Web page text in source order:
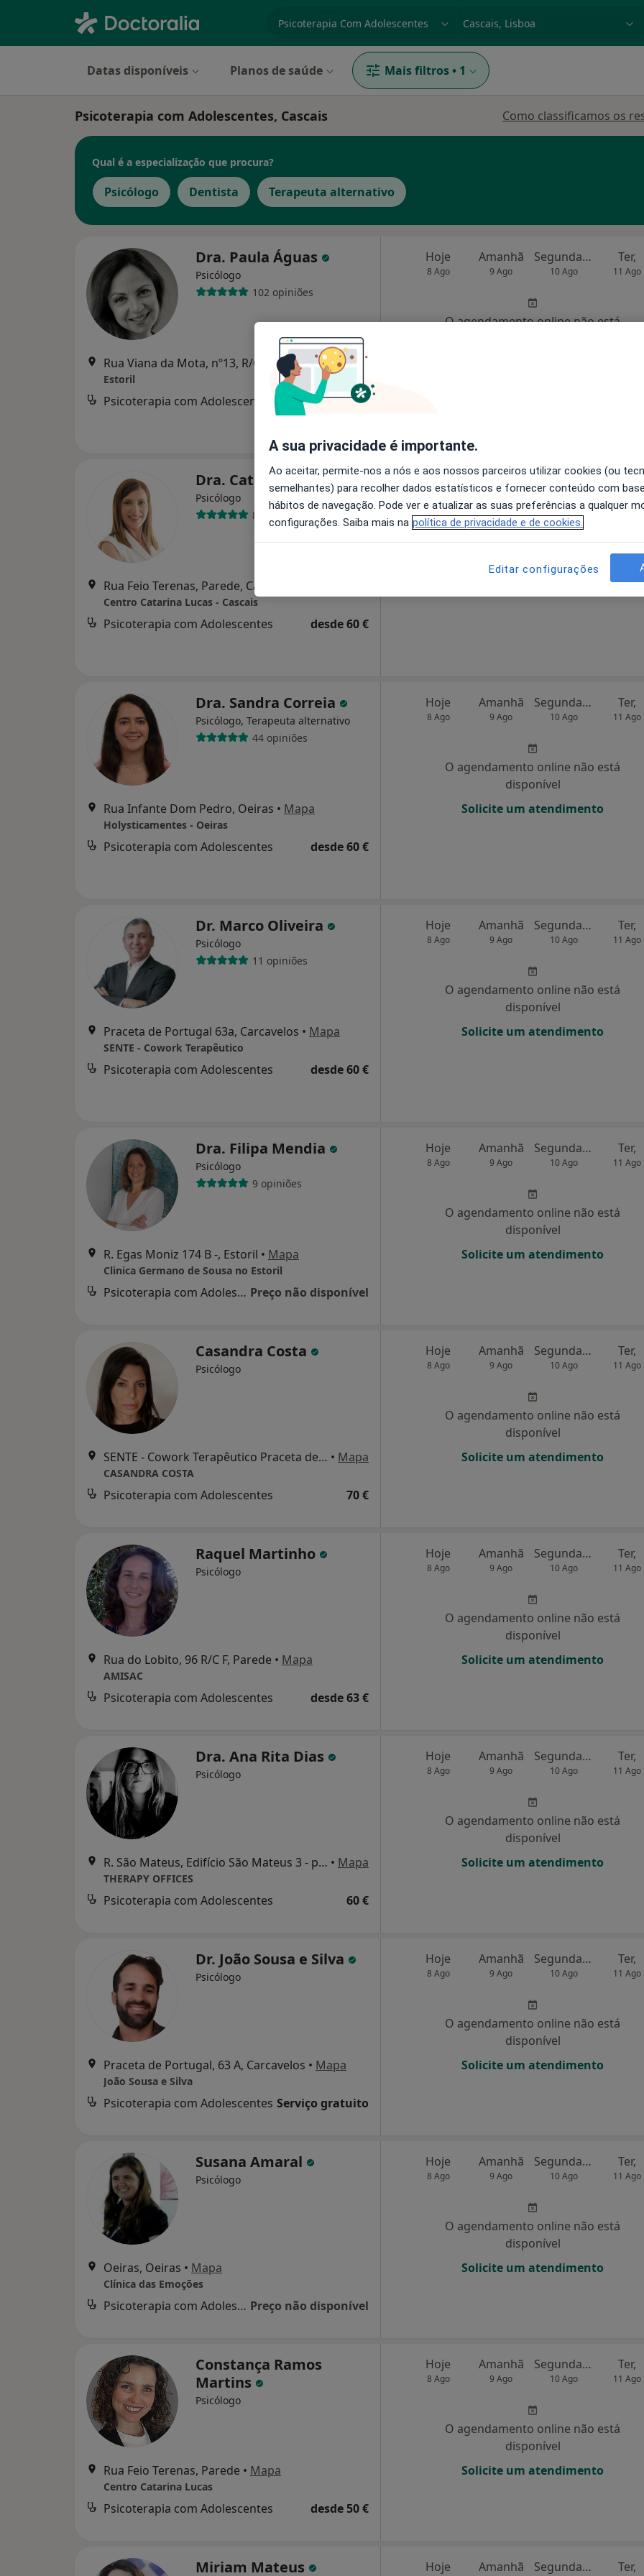
Datas disponíveis Planos de saúde Mais filtros • 1
Psicoterapia com Adolescentes, Cascais Como classificamos os
Qual é a especialização que procura?
Psicólogo Dentista Terapeuta alternativo
Dra. Paula Águas
Psicólogo
102 opiniões
Rua Viana da Mota, nº13, R/C - São Pedro do Estoril, Estoril • Mapa
Estoril
Psicoterapia com Adolescentes 65 €
Hoje
8 Ago
Amanhã
9 Ago
Segunda-feira
10 Ago
Ter,
11 Ago
O agendamento online não está
Dra. Catarina Lucas
Psicólogo
86 opiniões
Rua Feio Terenas, Parede, Cascais
Centro Catarina Lucas - Cascais
Psicoterapia com Adolescentes desde 60 €
Hoje
8 Ago
Amanhã
9 Ago
Segunda-feira
10 Ago
Ter,
11 Ago
disponível
Dra. Sandra Correia
Psicólogo, Terapeuta alternativo
44 opiniões
Rua Infante Dom Pedro, Oeiras • Mapa
Holysticamentes - Oeiras
Psicoterapia com Adolescentes desde 60 €
Hoje
8 Ago
Amanhã
9 Ago
Segunda-feira
10 Ago
Ter,
11 Ago
O agendamento online não está
disponível
Solicite um atendimento
Dr. Marco Oliveira
Psicólogo
11 opiniões
Praceta de Portugal 63a, Carcavelos • Mapa
SENTE - Cowork Terapêutico
Psicoterapia com Adolescentes desde 60 €
Hoje
8 Ago
Amanhã
9 Ago
Segunda-feira
10 Ago
Ter,
11 Ago
O agendamento online não está
disponível
Solicite um atendimento
Dra. Filipa Mendia
Psicólogo
9 opiniões
R. Egas Moniz 174 B -, Estoril • Mapa
Clinica Germano de Sousa no Estoril
Psicoterapia com Adolescentes Preço não disponível
Hoje
8 Ago
Amanhã
9 Ago
Segunda-feira
10 Ago
Ter,
11 Ago
O agendamento online não está
disponível
Solicite um atendimento
Casandra Costa
Psicólogo
SENTE - Cowork Terapêutico Praceta de Portugal 63, Bloco B. Loja A. Qta de São Gonçalo, Carcavelos • Mapa
CASANDRA COSTA
Psicoterapia com Adolescentes 70 €
Hoje
8 Ago
Amanhã
9 Ago
Segunda-feira
10 Ago
Ter,
11 Ago
O agendamento online não está
disponível
Solicite um atendimento
Raquel Martinho
Psicólogo
Rua do Lobito, 96 R/C F, Parede • Mapa
AMISAC
Psicoterapia com Adolescentes desde 63 €
Hoje
8 Ago
Amanhã
9 Ago
Segunda-feira
10 Ago
Ter,
11 Ago
O agendamento online não está
disponível
Solicite um atendimento
Dra. Ana Rita Dias
Psicólogo
R. São Mateus, Edifício São Mateus 3 - piso 2 - gab. 22, Carcavelos • Mapa
THERAPY OFFICES
Psicoterapia com Adolescentes 60 €
Hoje
8 Ago
Amanhã
9 Ago
Segunda-feira
10 Ago
Ter,
11 Ago
O agendamento online não está
disponível
Solicite um atendimento
Dr. João Sousa e Silva
Psicólogo
Praceta de Portugal, 63 A, Carcavelos • Mapa
João Sousa e Silva
Psicoterapia com Adolescentes Serviço gratuito
Hoje
8 Ago
Amanhã
9 Ago
Segunda-feira
10 Ago
Ter,
11 Ago
O agendamento online não está
disponível
Solicite um atendimento
Susana Amaral
Psicólogo
Oeiras, Oeiras • Mapa
Clínica das Emoções
Psicoterapia com Adolescentes Preço não disponível
Hoje
8 Ago
Amanhã
9 Ago
Segunda-feira
10 Ago
Ter,
11 Ago
O agendamento online não está
disponível
Solicite um atendimento
Constança Ramos
Martins
Psicólogo
Rua Feio Terenas, Parede • Mapa
Centro Catarina Lucas
Psicoterapia com Adolescentes desde 50 €
Hoje
8 Ago
Amanhã
9 Ago
Segunda-feira
10 Ago
Ter,
11 Ago
O agendamento online não está
disponível
Solicite um atendimento
Miriam Mateus Hoje Amanhã Segunda-feira Ter,
A sua privacidade é importante.
Ao aceitar, permite-nos a nós e aos nossos parceiros utilizar cookies (ou
semelhantes) para recolher dados estatísticos e fornecer conteúdo com
hábitos de navegação. Pode ver e atualizar as suas preferências a qualquer
configurações. Saiba mais na política de privacidade e de cookies.
Editar configurações